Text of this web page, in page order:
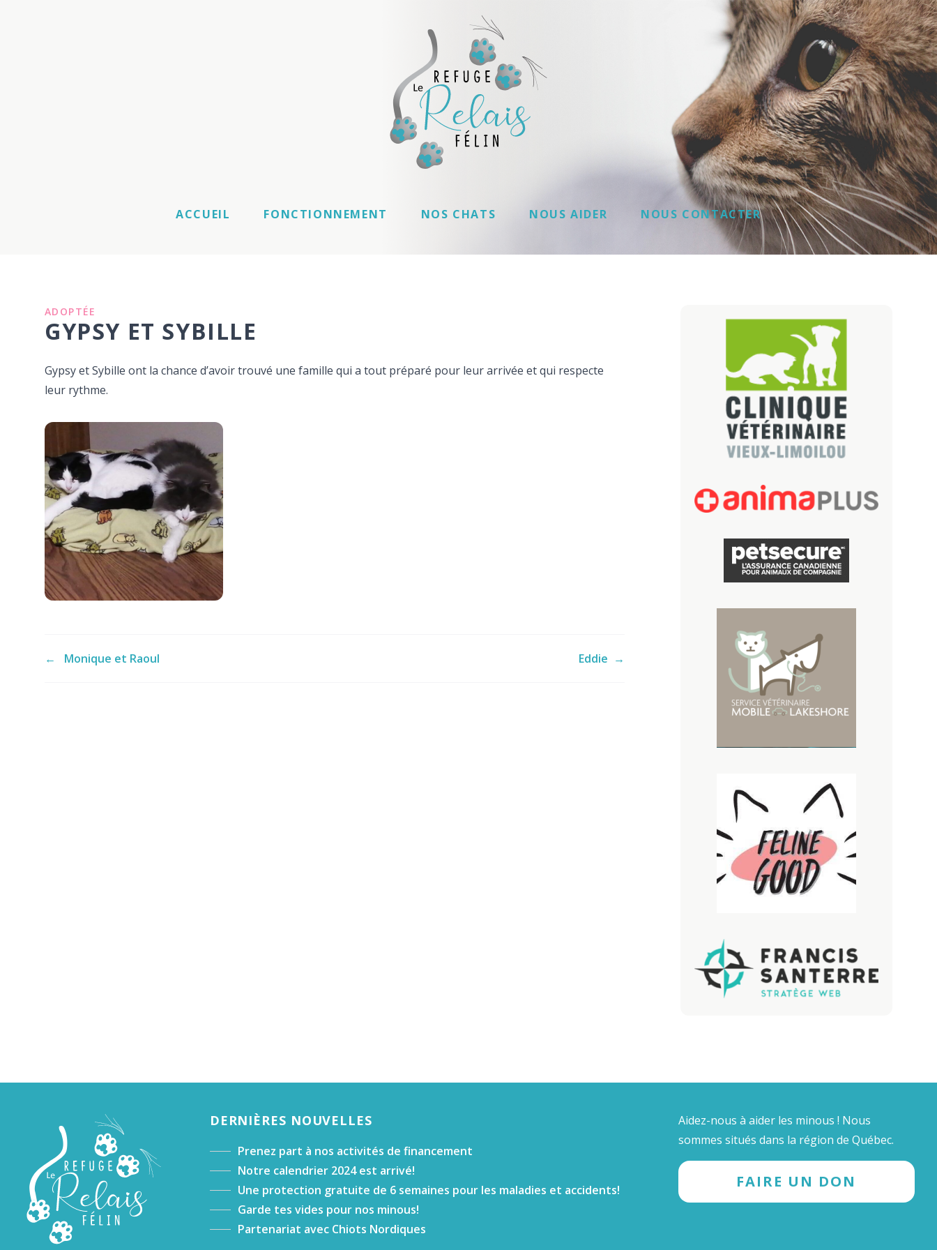
ACCUEIL FONCTIONNEMENT NOS CHATS NOUS AIDER NOUS CONTACTER
ADOPTÉE
GYPSY ET SYBILLE
Gypsy et Sybille ont la chance d’avoir trouvé une famille qui a tout préparé pour leur arrivée et qui respecte
leur rythme.
← Monique et Raoul Eddie →
DERNIÈRES NOUVELLES
Prenez part à nos activités de financement
Notre calendrier 2024 est arrivé!
Une protection gratuite de 6 semaines pour les maladies et accidents!
Garde tes vides pour nos minous!
Partenariat avec Chiots Nordiques
Aidez-nous à aider les minous ! Nous
sommes situés dans la région de Québec.
FAIRE UN DON